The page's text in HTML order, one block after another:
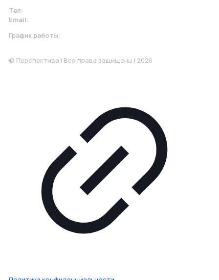
Тел:
Email:
График работы:
© Перспектива | Все права защищены | 2026